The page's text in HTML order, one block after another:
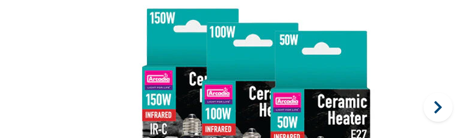
Alles ansehen
Hundekotbeutel und
Halter
Alles